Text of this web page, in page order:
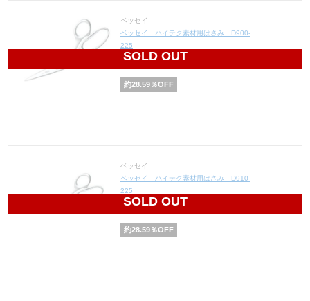
SOLD OUT
ベッセイ
ベッセイ ハイテク素材用はさみ D900-
225
10,790
約28.59％OFF
SOLD OUT
ベッセイ
ベッセイ ハイテク素材用はさみ D910-
225
10,790
約28.59％OFF